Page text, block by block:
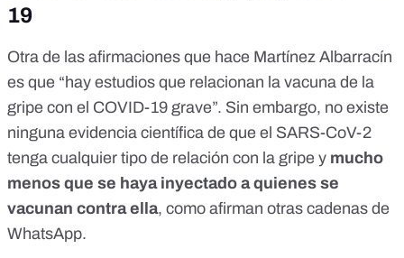
19
Otra de las afirmaciones que hace Martínez Albarracín
es que “hay estudios que relacionan la vacuna de la
gripe con el COVID-19 grave”. Sin embargo, no existe
ninguna evidencia científica de que el SARS-CoV-2
tenga cualquier tipo de relación con la gripe y mucho
menos que se haya inyectado a quienes se
vacunan contra ella, como afirman otras cadenas de
WhatsApp.